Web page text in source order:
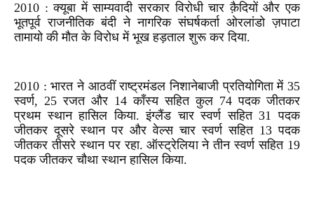
2010 : क्यूबा में साम्यवादी सरकार विरोधी चार क़ैदियों और एक
भूतपूर्व राजनीतिक बंदी ने नागरिक संघर्षकर्ता ओरलांडो ज़पाटा
तामायो की मौत के विरोध में भूख हड़ताल शुरू कर दिया.
2010 : भारत ने आठवीं राष्ट्रमंडल निशानेबाजी प्रतियोगिता में 35
स्वर्ण, 25 रजत और 14 काँस्य सहित कुल 74 पदक जीतकर
प्रथम स्थान हासिल किया. इंग्लैंड चार स्वर्ण सहित 31 पदक
जीतकर दूसरे स्थान पर और वेल्स चार स्वर्ण सहित 13 पदक
जीतकर तीसरे स्थान पर रहा. ऑस्ट्रेलिया ने तीन स्वर्ण सहित 19
पदक जीतकर चौथा स्थान हासिल किया.